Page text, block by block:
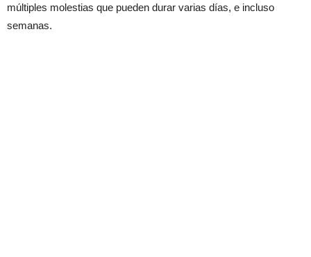
múltiples molestias que pueden durar varias días, e incluso
semanas.